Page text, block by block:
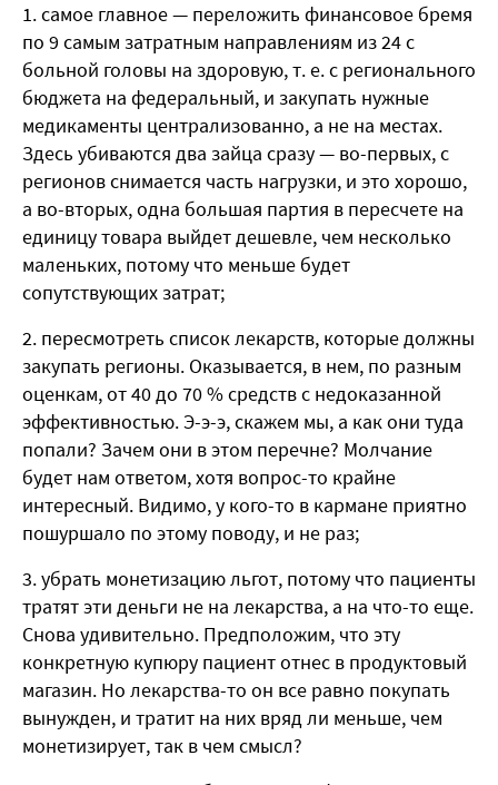
самое главное — переложить финансовое бремя
по 9 самым затратным направлениям из 24 с
больной головы на здоровую, т. е. с регионального
бюджета на федеральный, и закупать нужные
медикаменты централизованно, а не на местах.
Здесь убиваются два зайца сразу — во-первых, с
регионов снимается часть нагрузки, и это хорошо,
а во-вторых, одна большая партия в пересчете на
единицу товара выйдет дешевле, чем несколько
маленьких, потому что меньше будет
сопутствующих затрат;
пересмотреть список лекарств, которые должны
закупать регионы. Оказывается, в нем, по разным
оценкам, от 40 до 70 % средств с недоказанной
эффективностью. Э-э-э, скажем мы, а как они туда
попали? Зачем они в этом перечне? Молчание
будет нам ответом, хотя вопрос-то крайне
интересный. Видимо, у кого-то в кармане приятно
пошуршало по этому поводу, и не раз;
убрать монетизацию льгот, потому что пациенты
тратят эти деньги не на лекарства, а на что-то еще.
Снова удивительно. Предположим, что эту
конкретную купюру пациент отнес в продуктовый
магазин. Но лекарства-то он все равно покупать
вынужден, и тратит на них вряд ли меньше, чем
монетизирует, так в чем смысл?